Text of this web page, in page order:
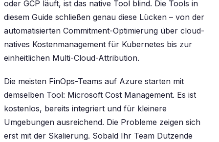
oder GCP läuft, ist das native Tool blind. Die Tools in
diesem Guide schließen genau diese Lücken – von der
automatisierten Commitment-Optimierung über cloud-
natives Kostenmanagement für Kubernetes bis zur
einheitlichen Multi-Cloud-Attribution.
Die meisten FinOps-Teams auf Azure starten mit
demselben Tool: Microsoft Cost Management. Es ist
kostenlos, bereits integriert und für kleinere
Umgebungen ausreichend. Die Probleme zeigen sich
erst mit der Skalierung. Sobald Ihr Team Dutzende